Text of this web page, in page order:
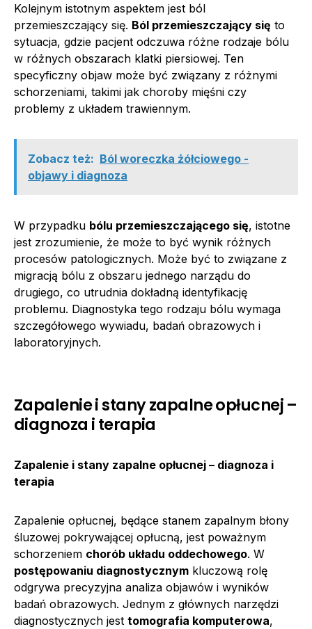
Kolejnym istotnym aspektem jest ból
przemieszczający się. Ból przemieszczający się to
sytuacja, gdzie pacjent odczuwa różne rodzaje bólu
w różnych obszarach klatki piersiowej. Ten
specyficzny objaw może być związany z różnymi
schorzeniami, takimi jak choroby mięśni czy
problemy z układem trawiennym.
Zobacz też: Ból woreczka żółciowego -
objawy i diagnoza
W przypadku bólu przemieszczającego się, istotne
jest zrozumienie, że może to być wynik różnych
procesów patologicznych. Może być to związane z
migracją bólu z obszaru jednego narządu do
drugiego, co utrudnia dokładną identyfikację
problemu. Diagnostyka tego rodzaju bólu wymaga
szczegółowego wywiadu, badań obrazowych i
laboratoryjnych.
Zapalenie i stany zapalne opłucnej –
diagnoza i terapia
Zapalenie i stany zapalne opłucnej – diagnoza i
terapia
Zapalenie opłucnej, będące stanem zapalnym błony
śluzowej pokrywającej opłucną, jest poważnym
schorzeniem chorób układu oddechowego. W
postępowaniu diagnostycznym kluczową rolę
odgrywa precyzyjna analiza objawów i wyników
badań obrazowych. Jednym z głównych narzędzi
diagnostycznych jest tomografia komputerowa,